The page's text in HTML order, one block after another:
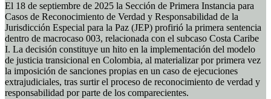
El 18 de septiembre de 2025 la Sección de Primera Instancia para
Casos de Reconocimiento de Verdad y Responsabilidad de la
Jurisdicción Especial para la Paz (JEP) profirió la primera sentencia
dentro de macrocaso 003, relacionada con el subcaso Costa Caribe
I. La decisión constituye un hito en la implementación del modelo
de justicia transicional en Colombia, al materializar por primera vez
la imposición de sanciones propias en un caso de ejecuciones
extrajudiciales, tras surtir el proceso de reconocimiento de verdad y
responsabilidad por parte de los comparecientes.